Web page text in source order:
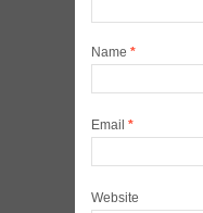
Name *
Email *
Website